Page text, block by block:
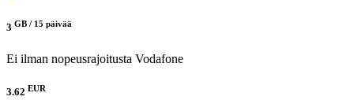
3 GB / 15 päivää
Ei ilman nopeusrajoitusta Vodafone
3.62 EUR